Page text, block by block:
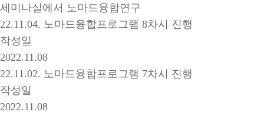
세미나실에서 노마드융합연구
22.11.04. 노마드융합프로그램 8차시 진행
작성일
2022.11.08
22.11.02. 노마드융합프로그램 7차시 진행
작성일
2022.11.08